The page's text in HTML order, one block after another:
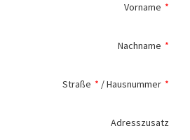
Vorname *
Nachname *
Straße * /Hausnummer *
Adresszusatz